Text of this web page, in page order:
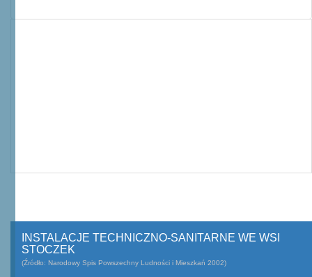
INSTALACJE TECHNICZNO-SANITARNE WE WSI
STOCZEK
(Źródło: Narodowy Spis Powszechny Ludności i Mieszkań 2002)